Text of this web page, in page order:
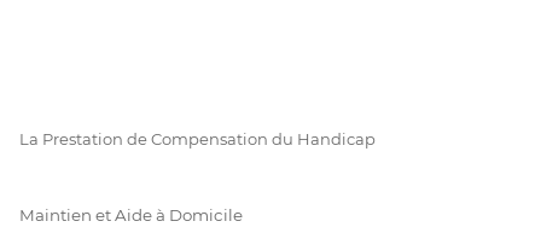
La Prestation de Compensation du Handicap
Maintien et Aide à Domicile